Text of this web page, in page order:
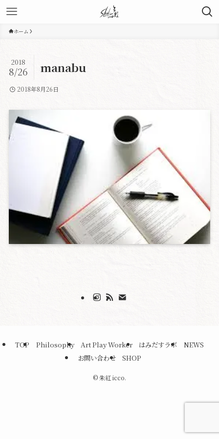
ホーム
manabu
2018
8/26
2018年8月26日
TOP Philosophy Art Play Worker はみだすラボ
NEWS
お問い合わせ
SHOP
©朱紅 icco.